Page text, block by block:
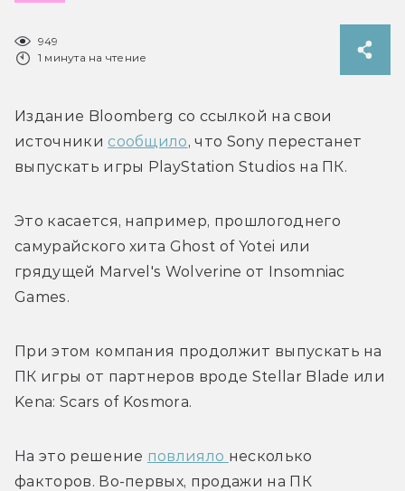
949
1 минута на чтение
Издание Bloomberg со ссылкой на свои
источники сообщило, что Sony перестанет
выпускать игры PlayStation Studios на ПК.
Это касается, например, прошлогоднего
самурайского хита Ghost of Yotei или
грядущей Marvel's Wolverine от Insomniac
Games.
При этом компания продолжит выпускать на
ПК игры от партнеров вроде Stellar Blade или
Kena: Scars of Kosmora.
На это решение повлияло несколько
факторов. Во-первых, продажи на ПК